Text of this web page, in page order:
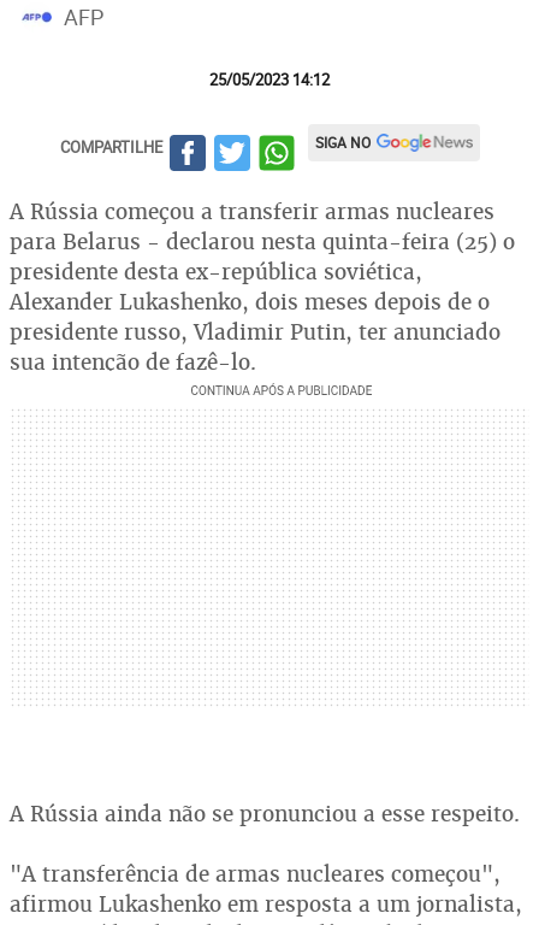
AFP
25/05/2023 14:12
COMPARTILHE SIGA NO
A Rússia começou a transferir armas nucleares
para Belarus - declarou nesta quinta-feira (25) o
presidente desta ex-república soviética,
Alexander Lukashenko, dois meses depois de o
presidente russo, Vladimir Putin, ter anunciado
sua intenção de fazê-lo.
A Rússia ainda não se pronunciou a esse respeito.
"A transferência de armas nucleares começou",
afirmou Lukashenko em resposta a um jornalista,